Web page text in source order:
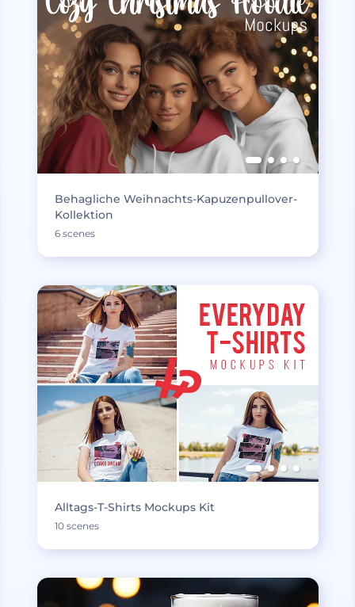
Behagliche Weihnachts-Kapuzenpullover-
Kollektion
6 scenes
Alltags-T-Shirts Mockups Kit
10 scenes